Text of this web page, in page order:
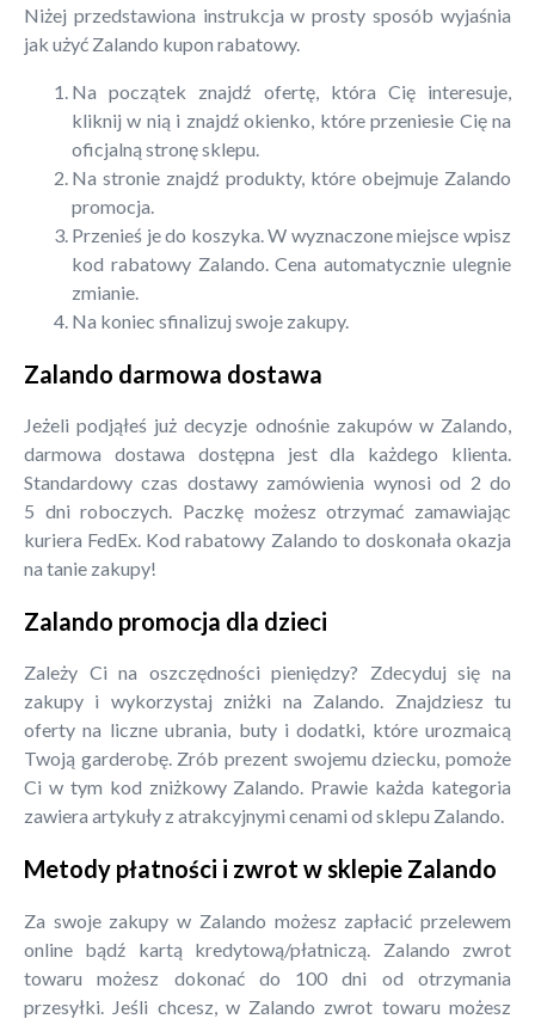
Niżej przedstawiona instrukcja w prosty sposób wyjaśnia
jak użyć Zalando kupon rabatowy.
Na początek znajdź ofertę, która Cię interesuje,
kliknij w nią i znajdź okienko, które przeniesie Cię na
oficjalną stronę sklepu.
Na stronie znajdź produkty, które obejmuje Zalando
promocja.
Przenieś je do koszyka. W wyznaczone miejsce wpisz
kod rabatowy Zalando. Cena automatycznie ulegnie
zmianie.
Na koniec sfinalizuj swoje zakupy.
Zalando darmowa dostawa
Jeżeli podjąłeś już decyzje odnośnie zakupów w Zalando,
darmowa dostawa dostępna jest dla każdego klienta.
Standardowy czas dostawy zamówienia wynosi od 2 do
5 dni roboczych. Paczkę możesz otrzymać zamawiając
kuriera FedEx. Kod rabatowy Zalando to doskonała okazja
na tanie zakupy!
Zalando promocja dla dzieci
Zależy Ci na oszczędności pieniędzy? Zdecyduj się na
zakupy i wykorzystaj zniżki na Zalando. Znajdziesz tu
oferty na liczne ubrania, buty i dodatki, które urozmaicą
Twoją garderobę. Zrób prezent swojemu dziecku, pomoże
Ci w tym kod zniżkowy Zalando. Prawie każda kategoria
zawiera artykuły z atrakcyjnymi cenami od sklepu Zalando.
Metody płatności i zwrot w sklepie Zalando
Za swoje zakupy w Zalando możesz zapłacić przelewem
online bądź kartą kredytową/płatniczą. Zalando zwrot
towaru możesz dokonać do 100 dni od otrzymania
przesyłki. Jeśli chcesz, w Zalando zwrot towaru możesz